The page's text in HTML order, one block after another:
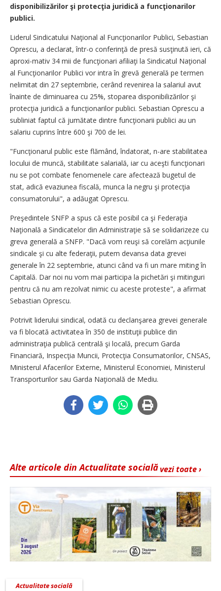
disponibilizărilor şi protecţia juridică a funcţionarilor
publici.
Liderul Sindicatului Naţional al Funcţionarilor Publici, Sebastian
Oprescu, a declarat, într-o conferinţă de presă susţinută ieri, că
aproxi-mativ 34 mii de funcţionari afiliaţi la Sindicatul Naţional
al Funcţionarilor Publici vor intra în grevă generală pe termen
nelimitat din 27 septembrie, cerând revenirea la salariul avut
înainte de diminuarea cu 25%, stoparea disponibilizărilor şi
protecţia juridică a funcţionarilor publici. Sebastian Oprescu a
subliniat faptul că jumătate dintre funcţionarii publici au un
salariu cuprins între 600 şi 700 de lei.
"Funcţionarul public este flămând, îndatorat, n-are stabilitatea
locului de muncă, stabilitate salarială, iar cu aceşti funcţionari
nu se pot combate fenomenele care afectează bugetul de
stat, adică evaziunea fiscală, munca la negru şi protecţia
consumatorului", a adăugat Oprescu.
Preşedintele SNFP a spus că este posibil ca şi Federaţia
Naţională a Sindicatelor din Administraţie să se solidarizeze cu
greva generală a SNFP. "Dacă vom reuşi să corelăm acţiunile
sindicale şi cu alte federaţii, putem devansa data grevei
generale în 22 septembrie, atunci când va fi un mare miting în
Capitală. Dar noi nu vom mai participa la pichetări şi mitinguri
pentru că nu am rezolvat nimic cu aceste proteste", a afirmat
Sebastian Oprescu.
Potrivit liderului sindical, odată cu declanşarea grevei generale
va fi blocată activitatea în 350 de instituţii publice din
administraţia publică centrală şi locală, precum Garda
Financiară, Inspecţia Muncii, Protecţia Consumatorilor, CNSAS,
Ministerul Afacerilor Externe, Ministerul Economiei, Ministerul
Transporturilor sau Garda Naţională de Mediu.
vezi toate ›
Alte articole din Actualitate socială
Actualitate socială